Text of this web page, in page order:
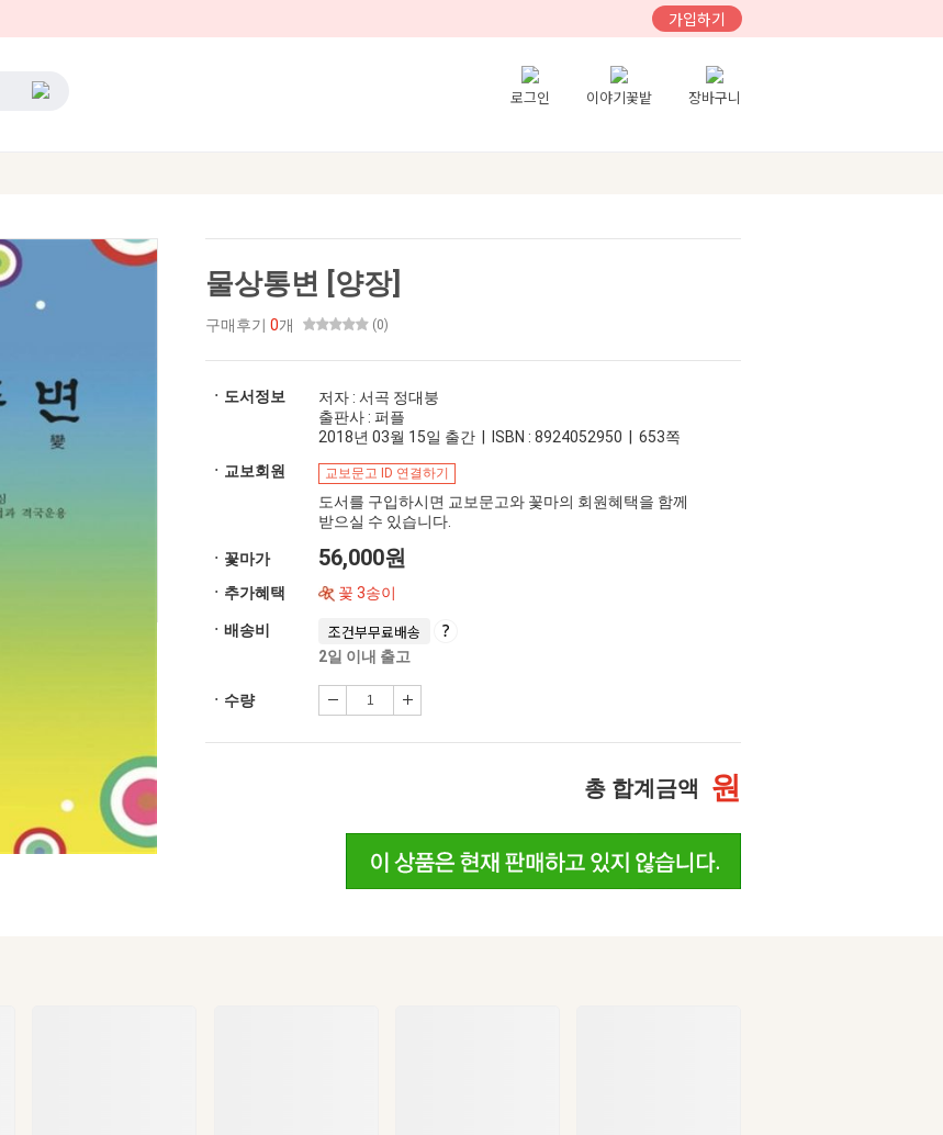
가입하기
로그인 이야기꽃밭 장바구니
물상통변 [양장]
구매후기 0개 (0)
ㆍ도서정보
저자 : 서곡 정대붕
출판사 : 퍼플
2018년 03월 15일 출간 | ISBN : 8924052950 | 653쪽
ㆍ교보회원
교보문고 ID 연결하기
도서를 구입하시면 교보문고와 꽃마의 회원혜택을 함께
받으실 수 있습니다.
ㆍ꽃마가 56,000원
ㆍ추가혜택 꽃 3송이
ㆍ배송비 조건부무료배송
2일 이내 출고
ㆍ수량
총 합계금액 원